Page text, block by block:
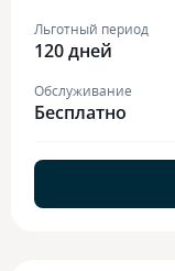
Льготный период
120 дней
Обслуживание
Бесплатно